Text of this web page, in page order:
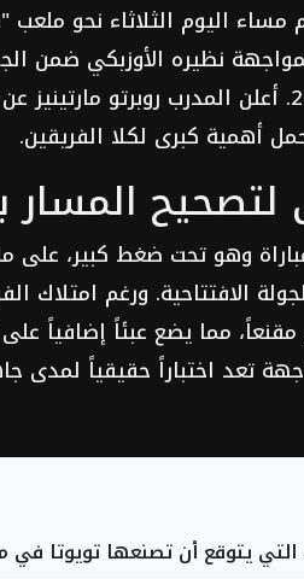
اليوم الثلاثاء نحو ملعب
نظيره الأوزبكي ضمن
عشرة في كأس العالم 2026. أعلن المدرب
أهمية كبرى لكلا الفريقين.
المسار
الافتتاحية. ورغم امتلاك
مما يضع عبئاً إضافياً
تعد اختباراً حقيقياً لمدى